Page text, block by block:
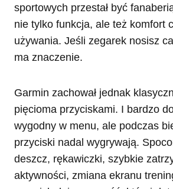
sportowych przestał być
nie tylko funkcja, ale też komfort
używania. Jeśli zegarek nosisz
ma znaczenie.
Garmin zachował jednak
pięcioma przyciskami. I bardzo
wygodny w menu, ale podczas
przyciski nadal wygrywają.
deszcz, rękawiczki, szybkie
aktywności, zmiana ekranu